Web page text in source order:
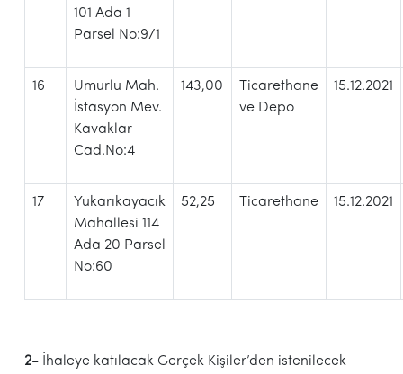
101 Ada 1
Parsel No:9/1
16
Umurlu Mah.
İstasyon Mev.
Kavaklar
Cad.No:4
143,00
Ticarethane
ve Depo
15.12.2021
17
Yukarıkayacık
Mahallesi 114
Ada 20 Parsel
No:60
52,25 Ticarethane 15.12.2021
2-İhaleye katılacak Gerçek Kişiler’den istenilecek